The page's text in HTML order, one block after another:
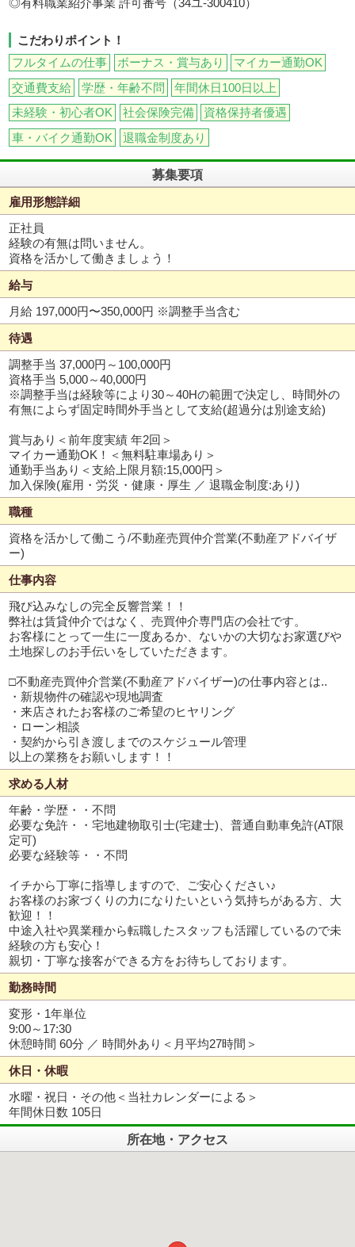
こだわりポイント！
フルタイムの仕事
ボーナス・賞与あり
マイカー通勤OK
交通費支給
学歴・年齢不問
年間休日100日以上
未経験・初心者OK
社会保険完備
資格保持者優遇
車・バイク通勤OK
退職金制度あり
募集要項
雇用形態詳細
正社員
経験の有無は問いません。
資格を活かして働きましょう！
給与
月給 197,000円〜350,000円 ※調整手当含む
待遇
調整手当 37,000円～100,000円
資格手当 5,000～40,000円
※調整手当は経験等により30～40Hの範囲で決定し、時間外の
有無によらず固定時間外手当として支給(超過分は別途支給)
賞与あり＜前年度実績 年2回＞
マイカー通勤OK！＜無料駐車場あり＞
通勤手当あり＜支給上限月額:15,000円＞
加入保険(雇用・労災・健康・厚生 ／ 退職金制度:あり)
職種
資格を活かして働こう/不動産売買仲介営業(不動産アドバイザ
ー)
仕事内容
飛び込みなしの完全反響営業！！
弊社は賃貸仲介ではなく、売買仲介専門店の会社です。
お客様にとって一生に一度あるか、ないかの大切なお家選びや
土地探しのお手伝いをしていただきます。
□不動産売買仲介営業(不動産アドバイザー)の仕事内容とは..
・新規物件の確認や現地調査
・来店されたお客様のご希望のヒヤリング
・ローン相談
・契約から引き渡しまでのスケジュール管理
以上の業務をお願いします！！
求める人材
年齢・学歴・・不問
必要な免許・・宅地建物取引士(宅建士)、普通自動車免許(AT限
定可)
必要な経験等・・不問
イチから丁寧に指導しますので、ご安心ください♪
お客様のお家づくりの力になりたいという気持ちがある方、大
歓迎！！
中途入社や異業種から転職したスタッフも活躍しているので未
経験の方も安心！
親切・丁寧な接客ができる方をお待ちしております。
勤務時間
変形・1年単位
9:00～17:30
休憩時間 60分 ／ 時間外あり＜月平均27時間＞
休日・休暇
水曜・祝日・その他＜当社カレンダーによる＞
年間休日数 105日
所在地・アクセス